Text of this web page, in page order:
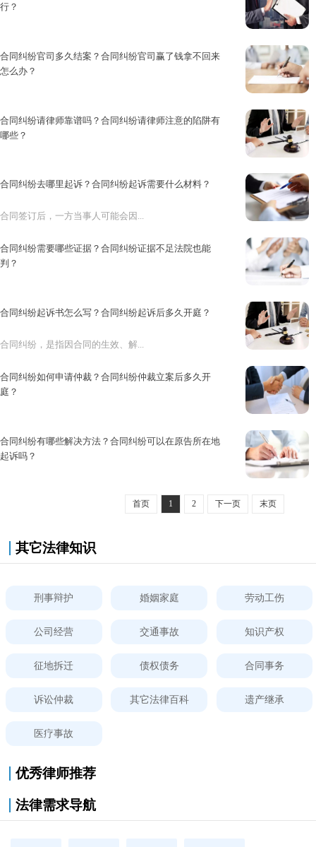
行？
合同纠纷官司多久结案？合同纠纷官司赢了钱拿不回来
怎么办？
合同纠纷请律师靠谱吗？合同纠纷请律师注意的陷阱有
哪些？
合同纠纷去哪里起诉？合同纠纷起诉需要什么材料？
合同签订后，一方当事人可能会因...
合同纠纷需要哪些证据？合同纠纷证据不足法院也能
判？
合同纠纷起诉书怎么写？合同纠纷起诉后多久开庭？
合同纠纷，是指因合同的生效、解...
合同纠纷如何申请仲裁？合同纠纷仲裁立案后多久开
庭？
合同纠纷有哪些解决方法？合同纠纷可以在原告所在地
起诉吗？
首页 1 2 下一页 末页
其它法律知识
刑事辩护 婚姻家庭 劳动工伤
公司经营 交通事故 知识产权
征地拆迁 债权债务 合同事务
诉讼仲裁 其它法律百科 遗产继承
医疗事故
优秀律师推荐
法律需求导航